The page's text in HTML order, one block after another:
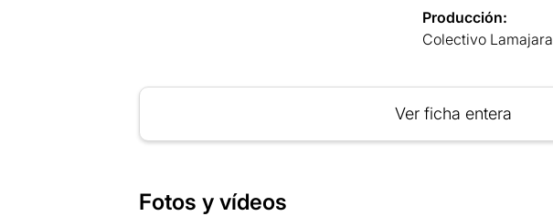
Producción:
Colectivo Lamajara
Ver ficha entera
Fotos y vídeos